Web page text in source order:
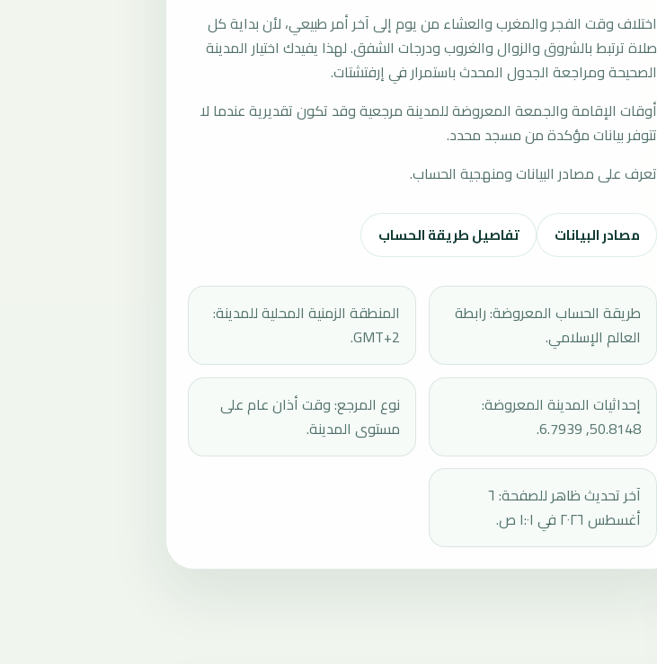
اختلاف وقت الفجر والمغرب والعشاء من يوم إلى آخر أمر طبيعي، لأن بداية كل
صلاة ترتبط بالشروق والزوال والغروب ودرجات الشفق. لهذا يفيدك اختيار المدينة
الصحيحة ومراجعة الجدول المحدث باستمرار في إرفتشتات.
أوقات الإقامة والجمعة المعروضة للمدينة مرجعية وقد تكون تقديرية عندما لا
تتوفر بيانات مؤكدة من مسجد محدد.
تعرف على مصادر البيانات ومنهجية الحساب.
مصادر البيانات تفاصيل طريقة الحساب
طريقة الحساب المعروضة: رابطة
العالم الإسلامي.
المنطقة الزمنية المحلية للمدينة:
GMT+2.
إحداثيات المدينة المعروضة:
50.8148, 6.7939.
نوع المرجع: وقت أذان عام على
مستوى المدينة.
آخر تحديث ظاهر للصفحة: ٦
أغسطس ٢٠٢٦ في ١:٠١ ص.